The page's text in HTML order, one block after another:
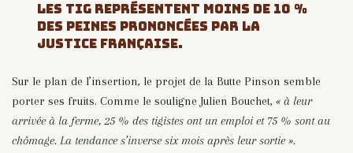
LES TIG REPRÉSENTENT MOINS DE 10 %
DES PEINES PRONONCÉES PAR LA
JUSTICE FRANÇAISE.
Sur le plan de l’insertion, le projet de la Butte Pinson semble
porter ses fruits. Comme le souligne Julien Bouchet, « à leur
arrivée à la ferme, 25 % des tigistes ont un emploi et 75 % sont au
chômage. La tendance s’inverse six mois après leur sortie ».